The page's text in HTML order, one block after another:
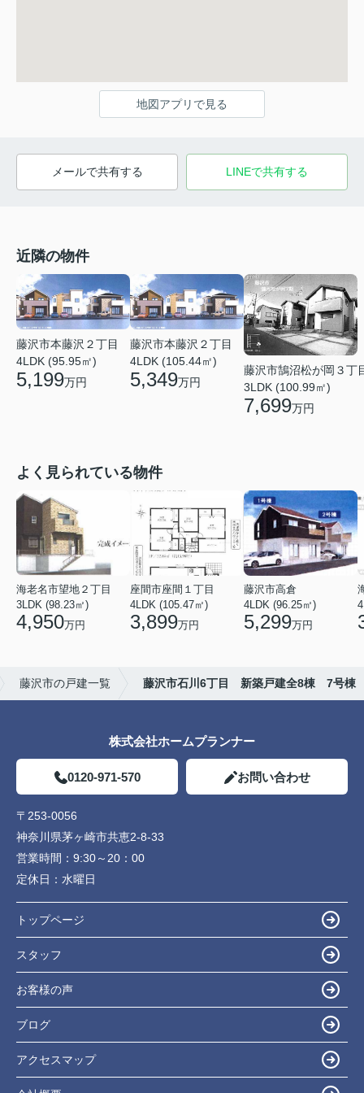
地図アプリで見る
メールで共有する LINEで共有する
近隣の物件
藤沢市本藤沢２丁目
4LDK (95.95㎡)
5,199万円
藤沢市本藤沢２丁目
4LDK (105.44㎡)
5,349万円
藤沢市鵠沼松が岡３丁
3LDK (100.99㎡)
7,699万円
よく見られている物件
海老名市望地２丁目
3LDK (98.23㎡)
4,950万円
座間市座間１丁目
4LDK (105.47㎡)
3,899万円
藤沢市高倉
4LDK (96.25㎡)
5,299万円
藤沢市の戸建一覧 藤沢市石川6丁目 新築戸建全8棟 7号棟
株式会社ホームプランナー
0120-971-570 お問い合わせ
〒253-0056
神奈川県茅ヶ崎市共恵2-8-33
営業時間： 9:30～20：00
定休日： 水曜日
トップページ
スタッフ
お客様の声
ブログ
アクセスマップ